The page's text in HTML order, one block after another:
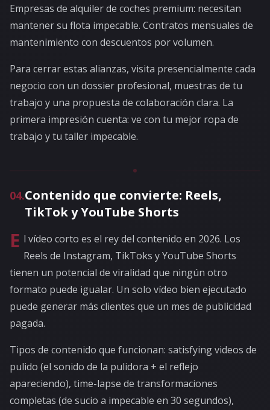
Empresas de alquiler de coches premium: necesitan
mantener su flota impecable. Contratos mensuales de
mantenimiento con descuentos por volumen.
Para cerrar estas alianzas, visita presencialmente cada
negocio con un dossier profesional, muestras de tu
trabajo y una propuesta de colaboración clara. La
primera impresión cuenta: ve con tu mejor ropa de
trabajo y tu taller impecable.
04.Contenido que convierte: Reels,
TikTok y YouTube Shorts
E l vídeo corto es el rey del contenido en 2026. Los
Reels de Instagram, TikToks y YouTube Shorts
tienen un potencial de viralidad que ningún otro
formato puede igualar. Un solo vídeo bien ejecutado
puede generar más clientes que un mes de publicidad
pagada.
Tipos de contenido que funcionan: satisfying videos de
pulido (el sonido de la pulidora + el reflejo
apareciendo), time-lapse de transformaciones
completas (de sucio a impecable en 30 segundos),